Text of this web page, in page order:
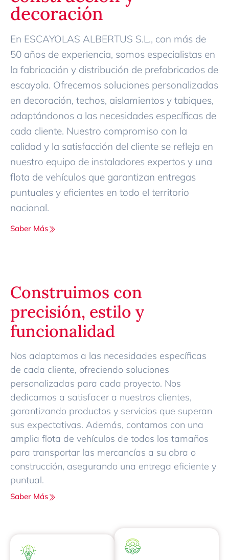
decoración
En ESCAYOLAS ALBERTUS S.L., con más de
50 años de experiencia, somos especialistas en
la fabricación y distribución de prefabricados de
escayola. Ofrecemos soluciones personalizadas
en decoración, techos, aislamientos y tabiques,
adaptándonos a las necesidades específicas de
cada cliente. Nuestro compromiso con la
calidad y la satisfacción del cliente se refleja en
nuestro equipo de instaladores expertos y una
flota de vehículos que garantizan entregas
puntuales y eficientes en todo el territorio
nacional.
Saber Más
Construimos con
precisión, estilo y
funcionalidad
Nos adaptamos a las necesidades específicas
de cada cliente, ofreciendo soluciones
personalizadas para cada proyecto. Nos
dedicamos a satisfacer a nuestros clientes,
garantizando productos y servicios que superan
sus expectativas. Además, contamos con una
amplia flota de vehículos de todos los tamaños
para transportar las mercancías a su obra o
construcción, asegurando una entrega eficiente y
puntual.
Saber Más